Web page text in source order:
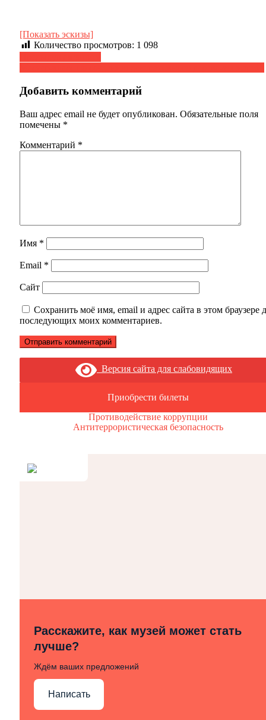
[Показать эскизы]
Количество просмотров: 1 098
Навигация
по
записям
Добавить комментарий
Ваш адрес email не будет опубликован. Обязательные поля
помечены *
Комментарий *
Имя *
Email *
Сайт
Сохранить моё имя, email и адрес сайта в этом браузере
последующих моих комментариев.
Версия сайта для слабовидящих
Приобрести билеты
Противодействие коррупции
Антитеррористическая безопасность
Расскажите, как музей может стать
лучше?
Ждём ваших предложений
Написать